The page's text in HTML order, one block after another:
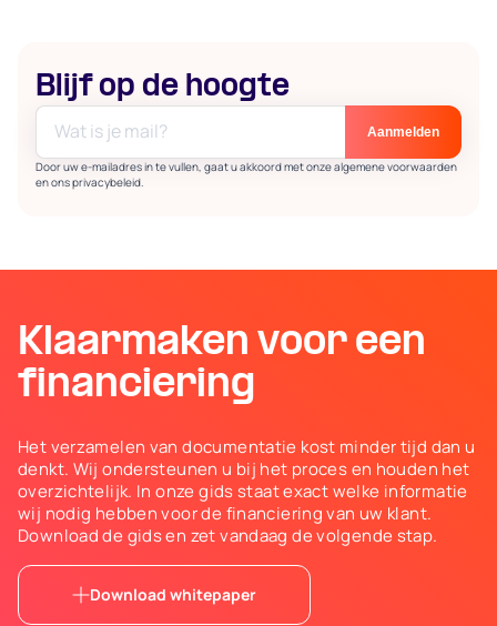
Blijf op de hoogte
Door uw e-mailadres in te vullen, gaat u akkoord met onze algemene voorwaarden
en ons privacybeleid.
Klaarmaken voor een
financiering
Het verzamelen van documentatie kost minder tijd dan u
denkt. Wij ondersteunen u bij het proces en houden het
overzichtelijk. In onze gids staat exact welke informatie
wij nodig hebben voor de financiering van uw klant.
Download de gids en zet vandaag de volgende stap.
Download whitepaper